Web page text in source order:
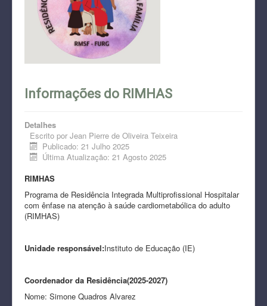
Informações do RIMHAS
Detalhes
Escrito por Jean Pierre de Oliveira Teixeira
Publicado: 21 Julho 2025
Última Atualização: 21 Agosto 2025
RIMHAS
Programa de Residência Integrada Multiprofissional Hospitalar
com ênfase na atenção à saúde cardiometabólica do adulto
(RIMHAS)
Unidade responsável:Instituto de Educação (IE)
Coordenador da Residência(2025-2027)
Nome: Simone Quadros Alvarez